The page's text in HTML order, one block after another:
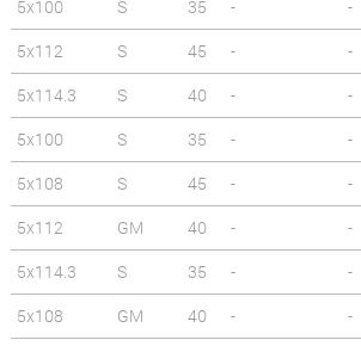
5x100
S 35 -
-
5x112
S 45 -
-
5x114.3
S 40 -
-
5x100
S 35 -
-
5x108
S 45 -
-
5x112
GM 40 -
-
5x114.3
S 35 -
-
5x108
GM 40 -
-